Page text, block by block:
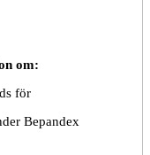
om:
för
Bepandex